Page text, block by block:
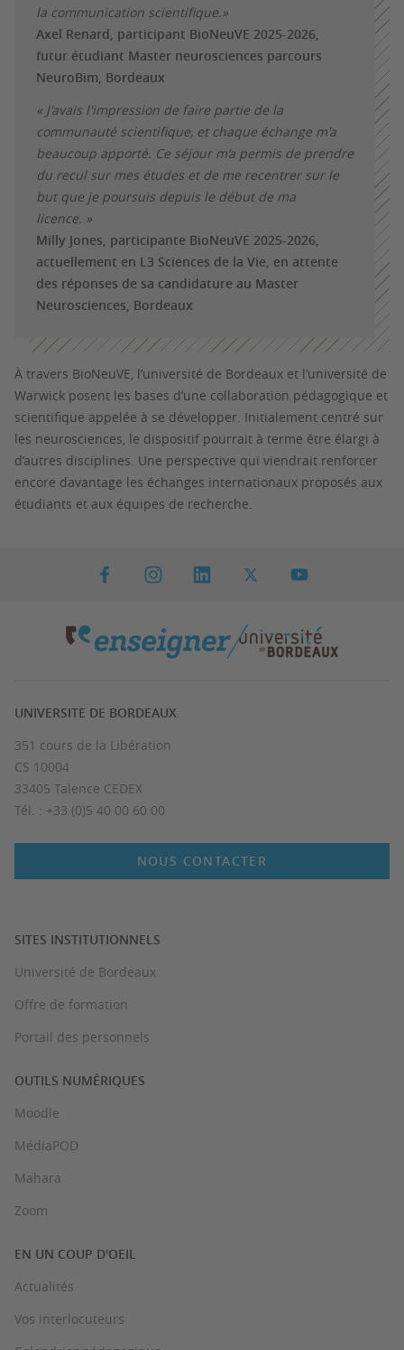
la communication scientifique.»
Axel Renard, participant BioNeuVE 2025-2026,
futur étudiant Master neurosciences parcours
NeuroBim, Bordeaux
« J'avais l'impression de faire partie de la
communauté scientifique, et chaque échange m'a
beaucoup apporté. Ce séjour m’a permis de prendre
du recul sur mes études et de me recentrer sur le
but que je poursuis depuis le début de ma
licence. »
Milly Jones, participante BioNeuVE 2025-2026,
actuellement en L3 Sciences de la Vie, en attente
des réponses de sa candidature au Master
Neurosciences, Bordeaux
À travers BioNeuVE, l’université de Bordeaux et l’université de
Warwick posent les bases d’une collaboration pédagogique et
scientifique appelée à se développer. Initialement centré sur
les neurosciences, le dispositif pourrait à terme être élargi à
d’autres disciplines. Une perspective qui viendrait renforcer
encore davantage les échanges internationaux proposés aux
étudiants et aux équipes de recherche.
UNIVERSITE DE BORDEAUX
351 cours de la Libération
CS 10004
33405 Talence CEDEX
Tél. : +33 (0)5 40 00 60 00
NOUS CONTACTER
SITES INSTITUTIONNELS
Université de Bordeaux
Offre de formation
Portail des personnels
OUTILS NUMÉRIQUES
Moodle
MédiaPOD
Mahara
Zoom
EN UN COUP D'OEIL
Actualités
Vos interlocuteurs